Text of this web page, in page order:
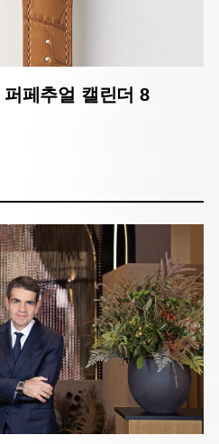
퍼페추얼 캘린더 8